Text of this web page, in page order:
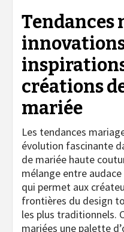
Tendances
créations
mariée
Les tendances
évolution fascinante
de mariée haute
mélange entre
qui permet aux
frontières du design
les plus traditionnels.
mariées une palette